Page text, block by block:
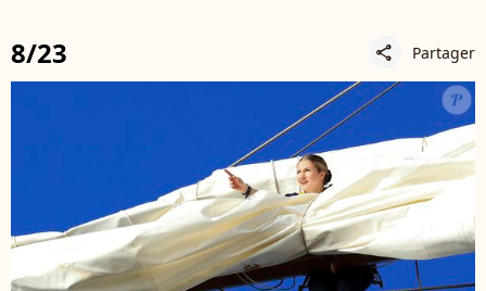
8/23 share Partager